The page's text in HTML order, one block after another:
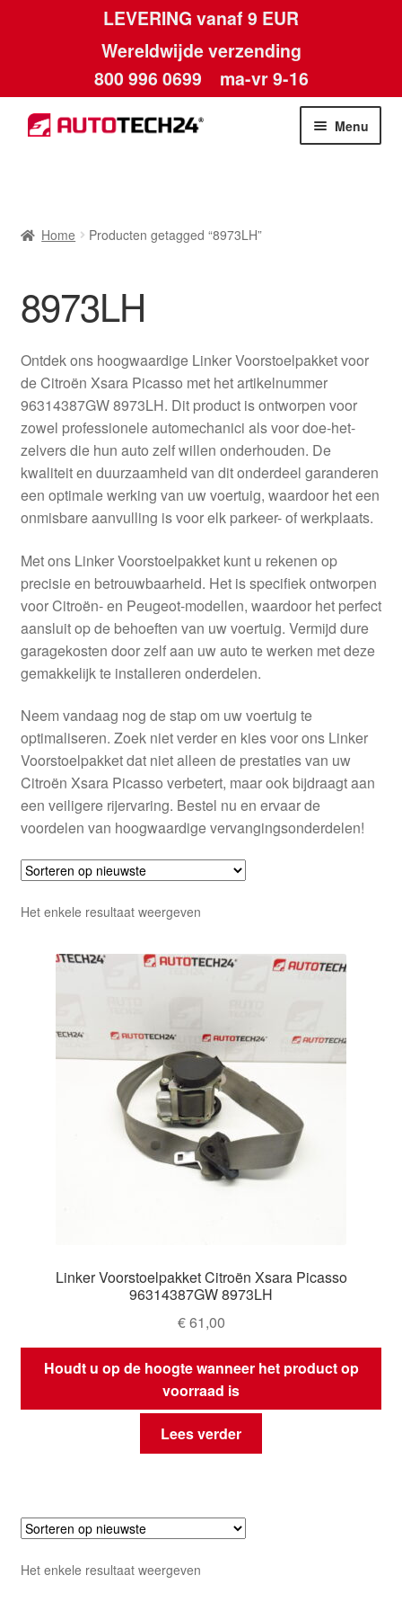
LEVERING vanaf 9 EUR
Wereldwijde verzending
800 996 0699 ma-vr 9-16
Ga
door
Ga
naar
Menu
Betalingen
Contact
Kassa
Klachten
Klachtenprocedure
Levering
Mijn account
Over ons
Wereldwijde verzending
Winkelwagen
Home Producten getagged “8973LH”
8973LH
Ontdek ons hoogwaardige Linker Voorstoelpakket voor
de Citroën Xsara Picasso met het artikelnummer
96314387GW 8973LH. Dit product is ontworpen voor
zowel professionele automechanici als voor doe-het-
zelvers die hun auto zelf willen onderhouden. De
kwaliteit en duurzaamheid van dit onderdeel garanderen
een optimale werking van uw voertuig, waardoor het een
onmisbare aanvulling is voor elk parkeer- of werkplaats.
Met ons Linker Voorstoelpakket kunt u rekenen op
precisie en betrouwbaarheid. Het is specifiek ontworpen
voor Citroën- en Peugeot-modellen, waardoor het perfect
aansluit op de behoeften van uw voertuig. Vermijd dure
garagekosten door zelf aan uw auto te werken met deze
gemakkelijk te installeren onderdelen.
Neem vandaag nog de stap om uw voertuig te
optimaliseren. Zoek niet verder en kies voor ons Linker
Voorstoelpakket dat niet alleen de prestaties van uw
Citroën Xsara Picasso verbetert, maar ook bijdraagt aan
een veiligere rijervaring. Bestel nu en ervaar de
voordelen van hoogwaardige vervangingsonderdelen!
Het enkele resultaat weergeven
Linker Voorstoelpakket Citroën Xsara Picasso
96314387GW 8973LH
€61,00
Houdt u op de hoogte wanneer het product op
voorraad is
Lees verder
Het enkele resultaat weergeven